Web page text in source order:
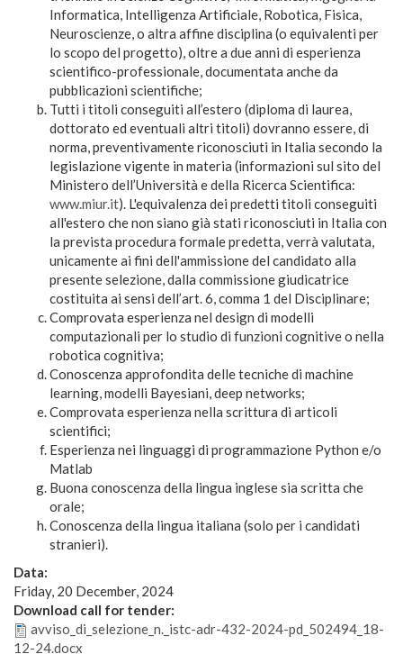
Informatica, Intelligenza Artificiale, Robotica, Fisica,
Neuroscienze, o altra affine disciplina (o equivalenti per
lo scopo del progetto), oltre a due anni di esperienza
scientifico-professionale, documentata anche da
pubblicazioni scientifiche;
Tutti i titoli conseguiti all’estero (diploma di laurea,
dottorato ed eventuali altri titoli) dovranno essere, di
norma, preventivamente riconosciuti in Italia secondo la
legislazione vigente in materia (informazioni sul sito del
Ministero dell’Università e della Ricerca Scientifica:
www.miur.it). L'equivalenza dei predetti titoli conseguiti
all'estero che non siano già stati riconosciuti in Italia con
la prevista procedura formale predetta, verrà valutata,
unicamente ai fini dell'ammissione del candidato alla
presente selezione, dalla commissione giudicatrice
costituita ai sensi dell’art. 6, comma 1 del Disciplinare;
Comprovata esperienza nel design di modelli
computazionali per lo studio di funzioni cognitive o nella
robotica cognitiva;
Conoscenza approfondita delle tecniche di machine
learning, modelli Bayesiani, deep networks;
Comprovata esperienza nella scrittura di articoli
scientifici;
Esperienza nei linguaggi di programmazione Python e/o
Matlab
Buona conoscenza della lingua inglese sia scritta che
orale;
Conoscenza della lingua italiana (solo per i candidati
stranieri).
Data:
Friday, 20 December, 2024
Download call for tender:
avviso_di_selezione_n._istc-adr-432-2024-pd_502494_18-
12-24.docx